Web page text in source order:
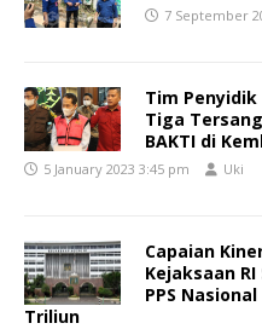
7 September
Tim
Tiga
BAKTI di
5 January 2023 3:45 pm Uki
Capaian
Kejaksaan
PPS
Triliun